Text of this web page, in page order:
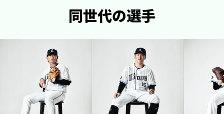
同世代の選手